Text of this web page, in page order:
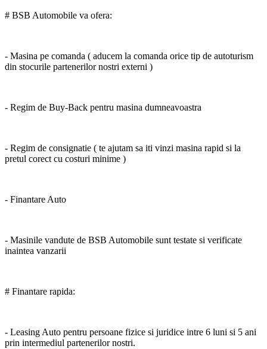
# BSB Automobile va ofera:
- Masina pe comanda ( aducem la comanda orice tip de autoturism
din stocurile partenerilor nostri externi )
- Regim de Buy-Back pentru masina dumneavoastra
- Regim de consignatie ( te ajutam sa iti vinzi masina rapid si la
pretul corect cu costuri minime )
- Finantare Auto
- Masinile vandute de BSB Automobile sunt testate si verificate
inaintea vanzarii
# Finantare rapida:
- Leasing Auto pentru persoane fizice si juridice intre 6 luni si 5 ani
prin intermediul partenerilor nostri.